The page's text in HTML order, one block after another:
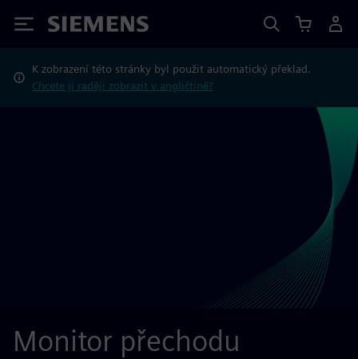
Siemens
K zobrazení této stránky byl použit automatický překlad.
Chcete ji raději zobrazit v angličtině?
Monitor přechodu